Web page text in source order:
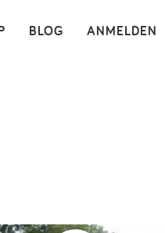
ANMELDEN
BLOG ×